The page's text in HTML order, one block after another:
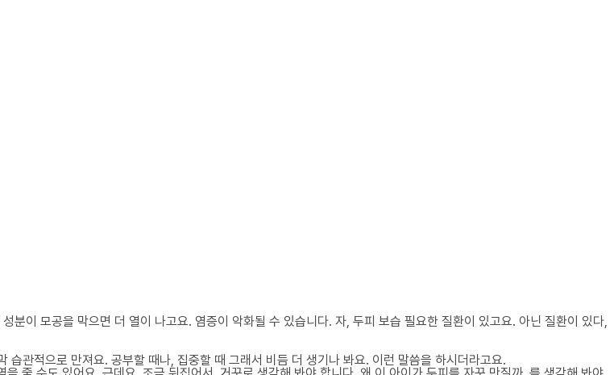
이 모공을 막으면 더 열이 나고요. 염증이 악화될 수 있습니다. 자, 두피 보습 필요한 질환이 있고요. 아닌 질환이 있다,
관적으로 만져요. 공부할 때나, 집중할 때 그래서 비듬 더 생기나 봐요. 이런 말씀을 하시더라고요.